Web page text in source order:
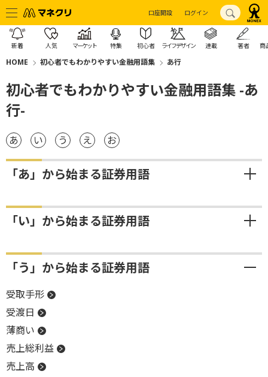
口座開設 ログイン
新着 人気 マーケット 特集 初心者 ライフデザイン 連載 著者 商
HOME 初心者でもわかりやすい金融用語集 あ行
初心者でもわかりやすい金融用語集 -あ
行-
あ い う え お
「あ」から始まる証券用語
「い」から始まる証券用語
「う」から始まる証券用語
受取手形
受渡日
薄商い
売上総利益
売上高